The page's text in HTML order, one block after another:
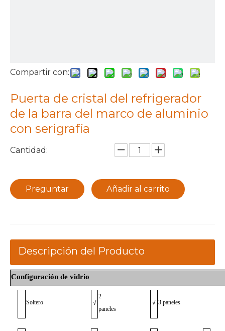
Compartir con:
Puerta de cristal del refrigerador
de la barra del marco de aluminio
con serigrafía
Cantidad:
Preguntar Añadir al carrito
Descripción del Producto
Configuración de vidrio
Soltero √
2
paneles
√ 3 paneles